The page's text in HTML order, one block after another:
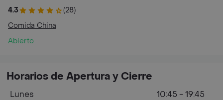
4.3
(28)
Comida China
Abierto
Horarios de Apertura y Cierre
Lunes
10:45 - 19:45